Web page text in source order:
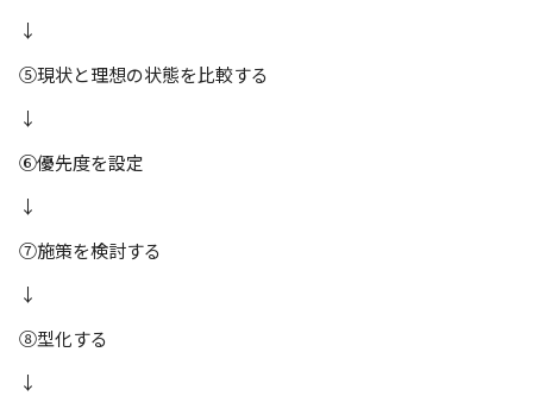
↓
⑤現状と理想の状態を比較する
↓
⑥優先度を設定
↓
⑦施策を検討する
↓
⑧型化する
↓